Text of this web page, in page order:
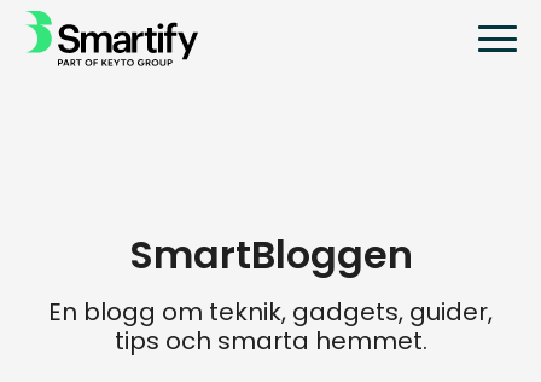
SmartBloggen
En blogg om teknik, gadgets, guider,
tips och smarta hemmet.